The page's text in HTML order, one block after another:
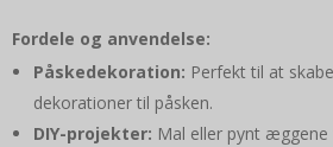
Fordele og anvendelse:
Påskedekoration: Perfekt til at
dekorationer til påsken.
DIY-projekter: Mal eller pynt